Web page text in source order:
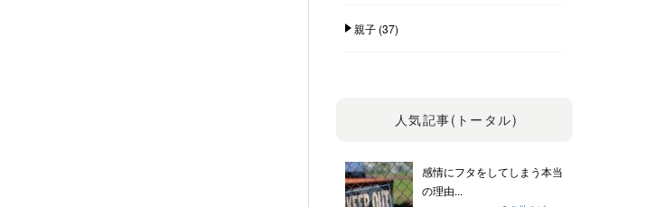
親子(37)
人気記事(トータル)
感情にフタをしてしまう本当
の理由...